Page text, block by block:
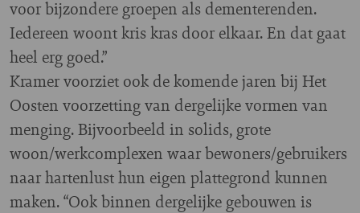
voor bijzondere groepen als dementerenden.
Iedereen woont kris kras door elkaar. En dat gaat
heel erg goed.”
Kramer voorziet ook de komende jaren bij Het
Oosten voorzetting van dergelijke vormen van
menging. Bijvoorbeeld in solids, grote
woon/werkcomplexen waar bewoners/gebruikers
naar hartenlust hun eigen plattegrond kunnen
maken. “Ook binnen dergelijke gebouwen is